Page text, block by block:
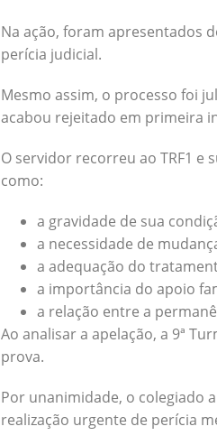
Na ação, foram apresentados
perícia judicial.
Mesmo assim, o processo foi
acabou rejeitado em primeira
O servidor recorreu ao TRF1 e
como:
a gravidade de sua
a necessidade de
a adequação do
a importância do apoio
a relação entre a
Ao analisar a apelação, a 9ª
prova.
Por unanimidade, o colegiado
realização urgente de perícia